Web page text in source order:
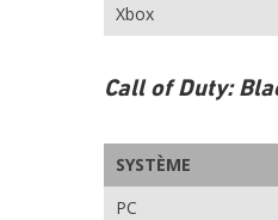
Xbox
Call of Duty:
SYSTÈME
PC